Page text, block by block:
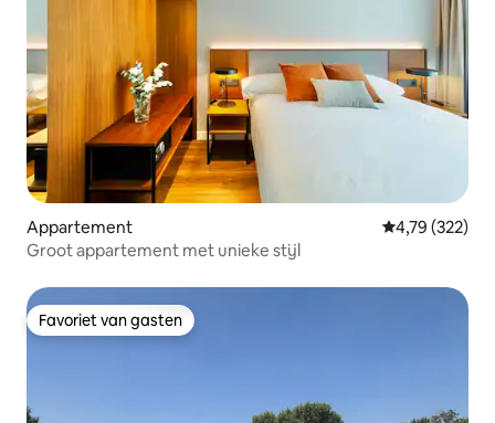
Appartement Gemiddelde
4,79 (322)
Groot appartement met unieke stijl
Favoriet van gasten
Favoriet van gasten